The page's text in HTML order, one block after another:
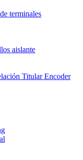
terminales
aislante
Titular Encoder